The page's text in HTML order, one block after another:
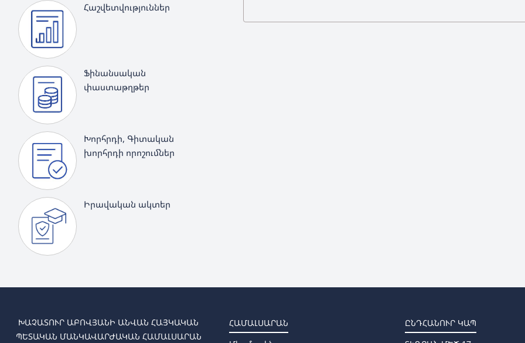
Հաշվետվություններ
Ֆինանսական
փաստաթղթեր
Խորհրդի, Գիտական
խորհրդի որոշումներ
Իրավական ակտեր
ԽԱՉԱՏՈՒՐ ԱԲՈՎՅԱՆԻ ԱՆՎԱՆ ՀԱՅԿԱԿԱՆ
ՊԵՏԱԿԱՆ ՄԱՆԿԱՎԱՐԺԱԿԱՆ ՀԱՄԱԼՍԱՐԱՆ
ՀԱՄԱԼՍԱՐԱՆ
ԸՆԴՀԱՆՈՒՐ ԿԱՊ